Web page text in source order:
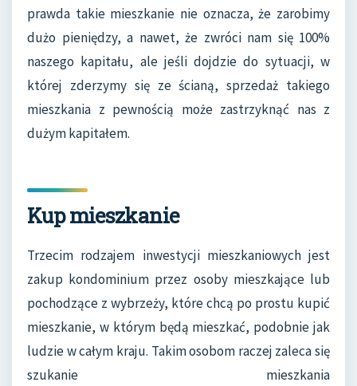
prawda takie mieszkanie nie oznacza, że ​​zarobimy
dużo pieniędzy, a nawet, że zwróci nam się 100%
naszego kapitału, ale jeśli dojdzie do sytuacji, w
której zderzymy się ze ścianą, sprzedaż takiego
mieszkania z pewnością może zastrzyknąć nas z
dużym kapitałem.
Kup mieszkanie
Trzecim rodzajem inwestycji mieszkaniowych jest
zakup kondominium przez osoby mieszkające lub
pochodzące z wybrzeży, które chcą po prostu kupić
mieszkanie, w którym będą mieszkać, podobnie jak
ludzie w całym kraju. Takim osobom raczej zaleca się
szukanie mieszkania